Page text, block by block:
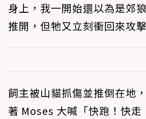
身上，我一開始還以為是郊
推開，但牠又立刻衝回來攻擊
飼主被山貓抓傷並推倒在地
著 Moses 大喊「快跑！快走